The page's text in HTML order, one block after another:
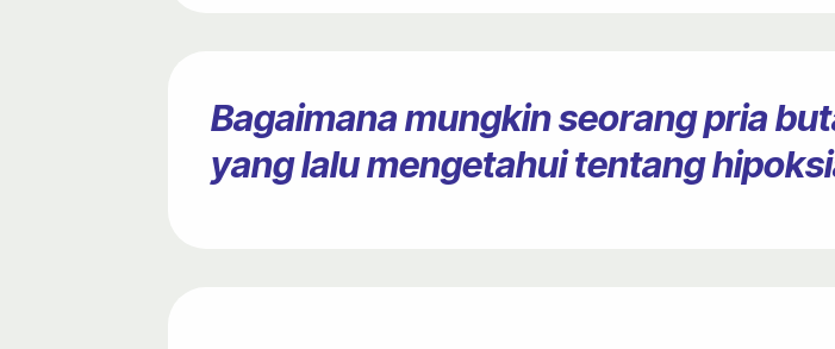
Bagaimana mungkin seorang pria
yang lalu mengetahui tentang